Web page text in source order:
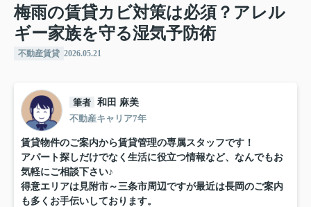
梅雨の賃貸カビ対策は必須？アレル
ギー家族を守る湿気予防術
不動産賃貸 2026.05.21
筆者 和田 麻美
不動産キャリア7年
賃貸物件のご案内から賃貸管理の専属スタッフです！
アパート探しだけでなく生活に役立つ情報など、なんでもお
気軽にご相談下さい♪
得意エリアは見附市～三条市周辺ですが最近は長岡のご案内
も多くお手伝いしております。